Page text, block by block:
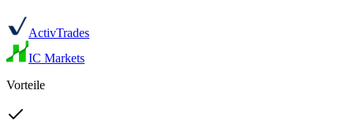
ActivTrades
IC Markets
Vorteile